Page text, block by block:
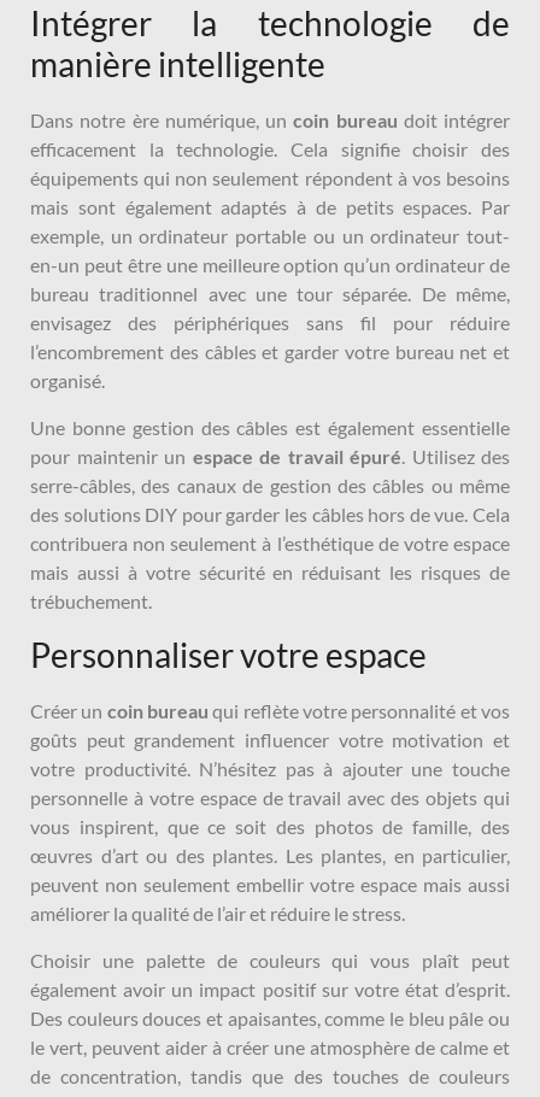
Intégrer la technologie de
manière intelligente
Dans notre ère numérique, uncoin bureau doit intégrer
efficacement la technologie. Cela signifie choisir des
équipements qui non seulement répondent à vos besoins
mais sont également adaptés à de petits espaces. Par
exemple, un ordinateur portable ou un ordinateur tout-
en-un peut être une meilleure option qu’un ordinateur de
bureau traditionnel avec une tour séparée. De même,
envisagez des périphériques sans fil pour réduire
l’encombrement des câbles et garder votre bureau net et
organisé.
Une bonne gestion des câbles est également essentielle
pour maintenir un espace de travail épuré . Utilisez des
serre-câbles, des canaux de gestion des câbles ou même
des solutions DIY pour garder les câbles hors de vue. Cela
contribuera non seulement à l’esthétique de votre espace
mais aussi à votre sécurité en réduisant les risques de
trébuchement.
Personnaliser votre espace
Créer un coin bureau qui reflète votre personnalité et vos
goûts peut grandement influencer votre motivation et
votre productivité. N’hésitez pas à ajouter une touche
personnelle à votre espace de travail avec des objets qui
vous inspirent, que ce soit des photos de famille, des
œuvres d’art ou des plantes. Les plantes, en particulier,
peuvent non seulement embellir votre espace mais aussi
améliorer la qualité de l’air et réduire le stress.
Choisir une palette de couleurs qui vous plaît peut
également avoir un impact positif sur votre état d’esprit.
Des couleurs douces et apaisantes, comme le bleu pâle ou
le vert, peuvent aider à créer une atmosphère de calme et
de concentration, tandis que des touches de couleurs